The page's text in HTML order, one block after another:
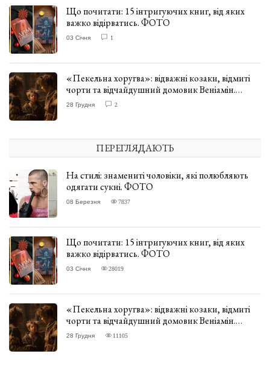
Що почитати: 15 інтригуючих книг, від яких
важко відірватись. ФОТО
03 Січня 1
«Пекельна хоругва»: відважні козаки, відмиті
чорти та відчайдушний домовик Веніамін.
ВІДГУК
28 Грудня 2
ПЕРЕГЛЯДАЮТЬ
На стилі: знамениті чоловіки, які полюбляють
одягати сукні. ФОТО
08 Березня 7837
Що почитати: 15 інтригуючих книг, від яких
важко відірватись. ФОТО
03 Січня 28019
«Пекельна хоругва»: відважні козаки, відмиті
чорти та відчайдушний домовик Веніамін.
ВІДГУК
28 Грудня 11105